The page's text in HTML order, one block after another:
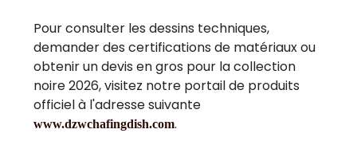
Pour consulter les dessins techniques,
demander des certifications de matériaux ou
obtenir un devis en gros pour la collection
noire 2026, visitez notre portail de produits
officiel à l'adresse suivante
www.dzwchafingdish.com.